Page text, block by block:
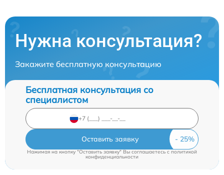
Нужна консультация?
Закажите бесплатную консультацию
Бесплатная консультация со
специалистом
Оставить заявку
Нажимая на кнопку "Оставить заявку" Вы соглашаетесь cполитикой
конфиденциальности